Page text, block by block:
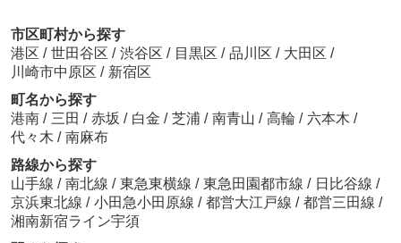
市区町村から探す
港区 / 世田谷区 / 渋谷区 / 目黒区 / 品川区 / 大田区 /
川崎市中原区 / 新宿区
町名から探す
港南 / 三田 / 赤坂 / 白金 / 芝浦 / 南青山 / 高輪 / 六本木 /
代々木 / 南麻布
路線から探す
山手線 / 南北線 / 東急東横線 / 東急田園都市線 / 日比谷線 /
京浜東北線 / 小田急小田原線 / 都営大江戸線 / 都営三田線 /
湘南新宿ライン宇須